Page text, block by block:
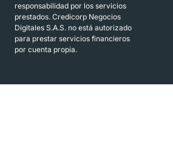
responsabilidad por los servicios
prestados. Credicorp Negocios
Digitales S.A.S. no está autorizado
para prestar servicios financieros
por cuenta propia.